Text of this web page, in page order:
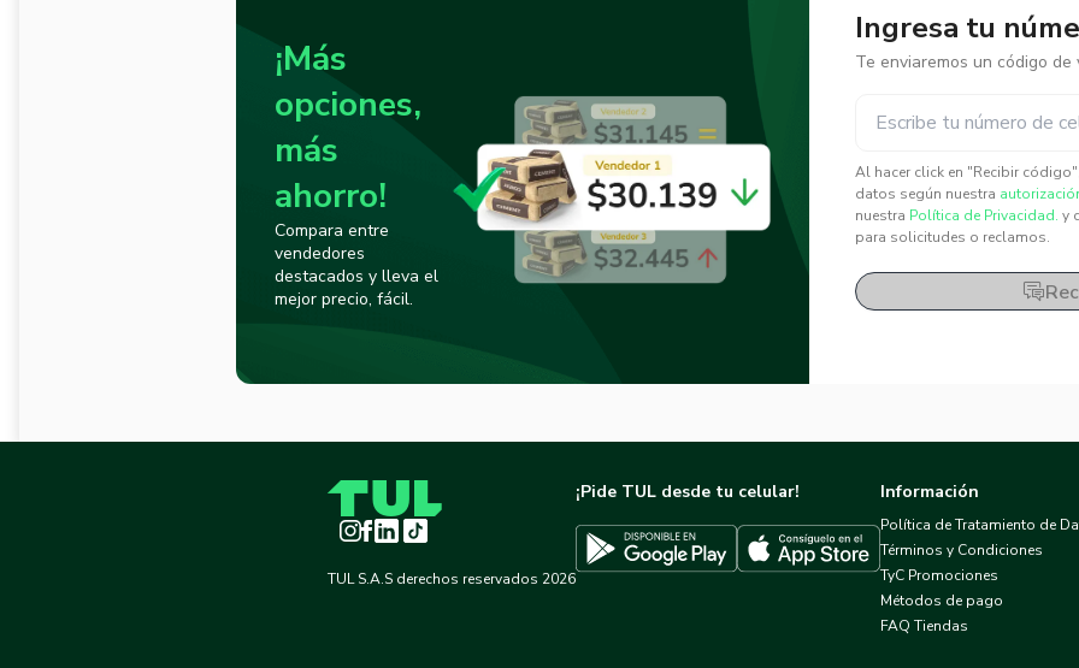
¡Más
opciones,
más
ahorro!
Compara entre
vendedores
destacados y lleva el
mejor precio, fácil.
Ingresa tu
Te enviaremos un código de
Al hacer click en "Recibir
datos según nuestra
nuestra Política de Privacidad. y
para solicitudes o reclamos.
Instagram
Facebook
LinkedInTikTok
TUL S.A.S derechos reservados 2026
¡Pide TUL desde tu celular!
Descargar TUL en Google PlayDescargar TUL en App Store
Información
Política de Tratamiento de
Términos y Condiciones
TyC Promociones
Métodos de pago
FAQ Tiendas